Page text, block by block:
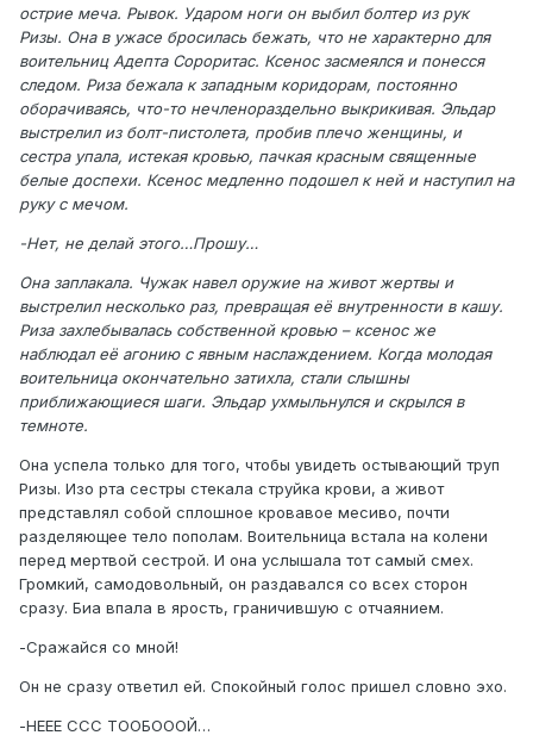
острие меча. Рывок. Ударом ноги он выбил болтер из рук
Ризы. Она в ужасе бросилась бежать, что не характерно для
воительниц Адепта Сороритас. Ксенос засмеялся и понесся
следом. Риза бежала к западным коридорам, постоянно
оборачиваясь, что-то нечленораздельно выкрикивая. Эльдар
выстрелил из болт-пистолета, пробив плечо женщины, и
сестра упала, истекая кровью, пачкая красным священные
белые доспехи. Ксенос медленно подошел к ней и наступил на
руку с мечом.
-Нет, не делай этого…Прошу…
Она заплакала. Чужак навел оружие на живот жертвы и
выстрелил несколько раз, превращая её внутренности в кашу.
Риза захлебывалась собственной кровью – ксенос же
наблюдал её агонию с явным наслаждением. Когда молодая
воительница окончательно затихла, стали слышны
приближающиеся шаги. Эльдар ухмыльнулся и скрылся в
темноте.
Она успела только для того, чтобы увидеть остывающий труп
Ризы. Изо рта сестры стекала струйка крови, а живот
представлял собой сплошное кровавое месиво, почти
разделяющее тело пополам. Воительница встала на колени
перед мертвой сестрой. И она услышала тот самый смех.
Громкий, самодовольный, он раздавался со всех сторон
сразу. Биа впала в ярость, граничившую с отчаянием.
-Сражайся со мной!
Он не сразу ответил ей. Спокойный голос пришел словно эхо.
-НЕЕЕ ССС ТООБОООЙ…